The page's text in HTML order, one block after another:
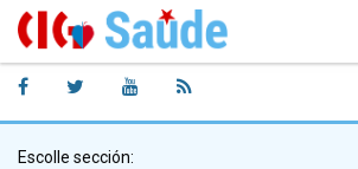
Escolle sección: